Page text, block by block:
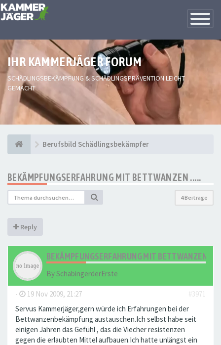
Toggle
IHR KAMMERJÄGER FORUM
SCHÄDLINGSBEKÄMPFUNG & SCHÄDLINGSPRÄVENTION LEICHT
GEMACHT
Berufsbild Schädlingsbekämpfer
BEKÄMPFUNGSERFAHRUNG MIT BETTWANZEN .....
4 Beiträge
Reply
BEKÄMPFUNGSERFAHRUNG MIT BETTWANZEN .....
BySchabingerderErste
- 19 Nov 2009, 21:27
#3971
Servus Kammerjäger,gern würde ich Erfahrungen bei der
Bettwanzenbekämpfung austauschen.Ich selbst habe seit
einigen Jahren das Gefühl , das die Viecher resistenzen
gegen die erlaubten Mittel aufbauen.Ich hatte unlängst ein